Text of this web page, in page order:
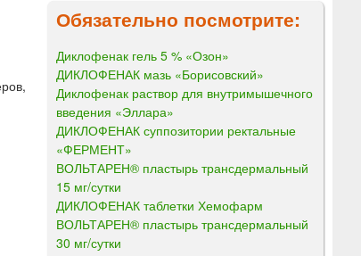
Обязательно посмотрите:
Диклофенак гель 5 % «Озон»
ДИКЛОФЕНАК мазь «Борисовский»
Диклофенак раствор для внутримышечного
введения «Эллара»
ДИКЛОФЕНАК суппозитории ректальные
«ФЕРМЕНТ»
ВОЛЬТАРЕН® пластырь трансдермальный
15 мг/сутки
ДИКЛОФЕНАК таблетки Хемофарм
ВОЛЬТАРЕН® пластырь трансдермальный
30 мг/сутки